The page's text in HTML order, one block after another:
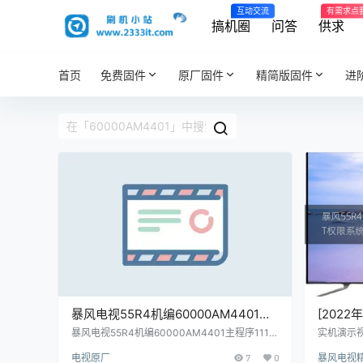
搞机圈
互动交流
问答 供求
有需求点
首页 免费固件 原厂固件 精简版固件 进
暴风电视55R4机编60000AM4401主
程序11171101屏程序30173303配屏
暴风电视55R4机编60000AM4401主程序1117
原厂程序U盘数据刷机包
电视原厂 7 0
[2022
实机演示
示初始化
暴风电视